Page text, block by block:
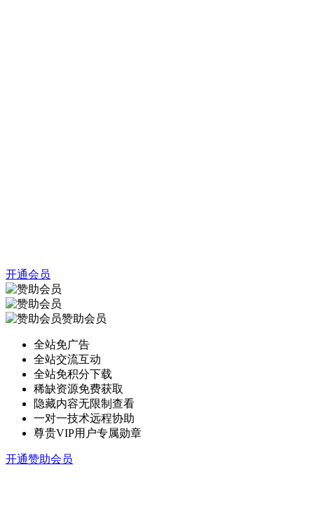
开通会员
赞助会员
全站免广告
全站交流互动
全站免积分下载
稀缺资源免费获取
隐藏内容无限制查看
一对一技术远程协助
尊贵VIP用户专属勋章
开通赞助会员